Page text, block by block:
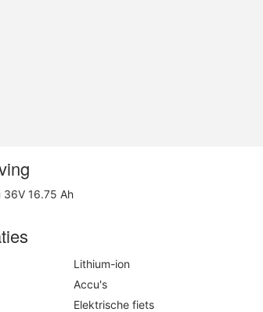
36V 16.75 Ah
Lithium-ion
Accu's
Elektrische fiets